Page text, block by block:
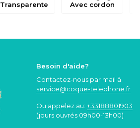
Transparente Avec cordon
Besoin d'aide?
Contactez-nous par mail à
service@coque-telephone.fr
Ou appelez au: +33188801903
(jours ouvrés 09h00-13h00)